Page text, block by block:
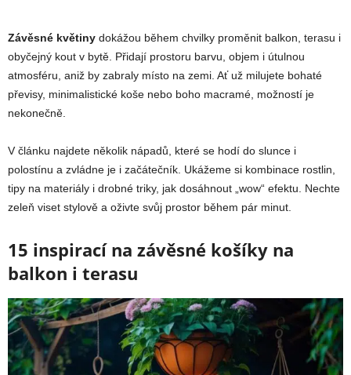
Závěsné květiny dokážou během chvilky proměnit balkon, terasu i
obyčejný kout v bytě. Přidají prostoru barvu, objem i útulnou
atmosféru, aniž by zabraly místo na zemi. Ať už milujete bohaté
převisy, minimalistické koše nebo boho macramé, možností je
nekonečně.
V článku najdete několik nápadů, které se hodí do slunce i
polostínu a zvládne je i začátečník. Ukážeme si kombinace rostlin,
tipy na materiály i drobné triky, jak dosáhnout „wow“ efektu. Nechte
zeleň viset stylově a oživte svůj prostor během pár minut.
15 inspirací na závěsné košíky na
balkon i terasu